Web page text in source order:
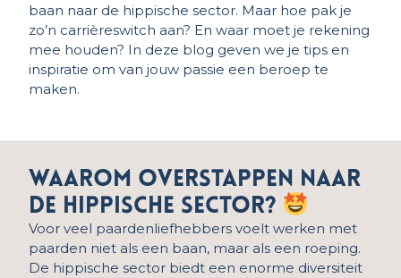
baan naar de hippische sector. Maar hoe pak je
zo’n carrièreswitch aan? En waar moet je rekening
mee houden? In deze blog geven we je tips en
inspiratie om van jouw passie een beroep te
maken.
Waarom overstappen naar
de hippische sector?
Voor veel paardenliefhebbers voelt werken met
paarden niet als een baan, maar als een roeping.
De hippische sector biedt een enorme diversiteit